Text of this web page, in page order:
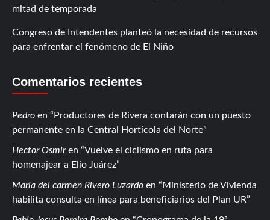
mitad de temporada
Congreso de Intendentes planteó la necesidad de recursos
para enfrentar el fenómeno de El Niño
Comentarios recientes
Pedro en
Productores de Rivera contarán con un puesto
permanente en la Central Hortícola del Norte
Hector Osmiren
Vuelve el ciclismo en ruta para
homenajear a Elio Juárez
Maria del carmen Rivero Luzardo en
Ministerio de Vivienda
habilita consulta en línea para beneficiarios del Plan UR